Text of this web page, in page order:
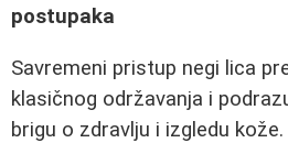
postupaka
Savremeni pristup negi lica
klasičnog održavanja i
brigu o zdravlju i izgledu